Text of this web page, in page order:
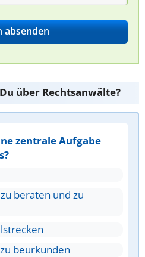
über Rechtsanwälte?
zentrale Aufgabe
beraten und zu
beurkunden